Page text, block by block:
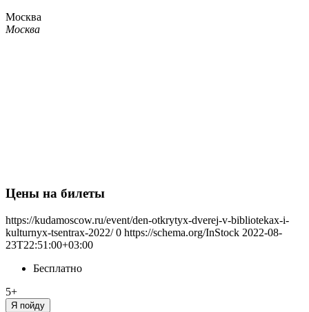
Москва
Москва
Цены на билеты
https://kudamoscow.ru/event/den-otkrytyx-dverej-v-bibliotekax-i-
kulturnyx-tsentrax-2022/ 0 https://schema.org/InStock 2022-08-
23T22:51:00+03:00
Бесплатно
5+
Я пойду